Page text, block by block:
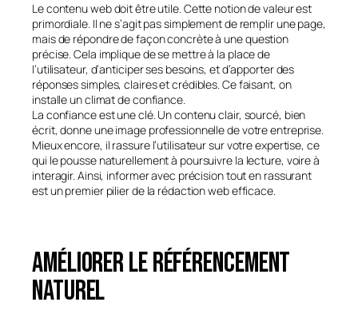
Le contenu web doit être utile. Cette notion de valeur est
primordiale. Il ne s’agit pas simplement de remplir une page,
mais de répondre de façon concrète à une question
précise. Cela implique de se mettre à la place de
l’utilisateur, d’anticiper ses besoins, et d’apporter des
réponses simples, claires et crédibles. Ce faisant, on
installe un climat de confiance.
La confiance est une clé. Un contenu clair, sourcé, bien
écrit, donne une image professionnelle de votre entreprise.
Mieux encore, il rassure l’utilisateur sur votre expertise, ce
qui le pousse naturellement à poursuivre la lecture, voire à
interagir. Ainsi, informer avec précision tout en rassurant
est un premier pilier de la rédaction web efficace.
Améliorer le référencement
naturel